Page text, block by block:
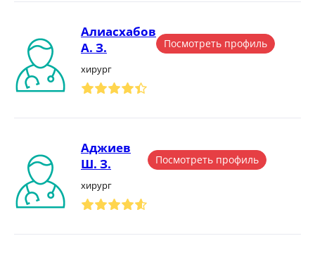
Алиасхабов
А. З.
хирург
Посмотреть профиль
Аджиев
Ш. З.
хирург
Посмотреть профиль